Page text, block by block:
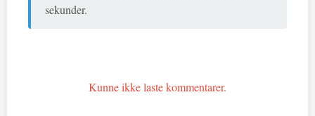
sekunder.
Kunne ikke laste kommentarer.